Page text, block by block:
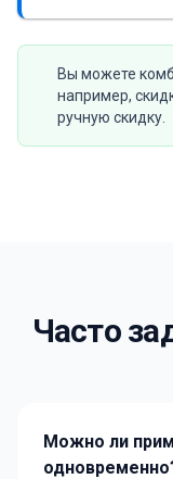
Вы можете
например,
ручную скидку.
Часто
Можно ли